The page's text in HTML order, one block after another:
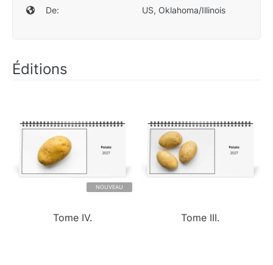
De:
US, Oklahoma/Illinois
Éditions
NOUVEAU
Tome IV. Tome III.